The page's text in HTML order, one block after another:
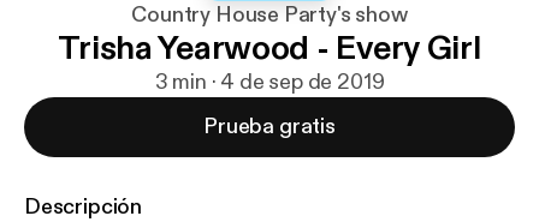
Country House Party's show
Trisha Yearwood - Every Girl
3 min · 4 de sep de 2019
Prueba gratis
Descripción